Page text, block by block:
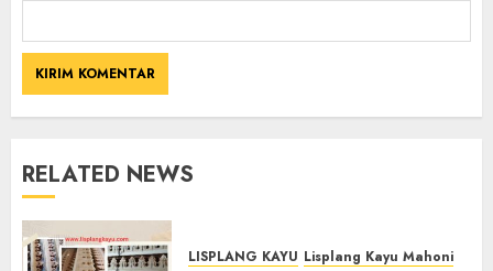
RELATED NEWS
LISPLANG KAYU Lisplang Kayu Mahoni